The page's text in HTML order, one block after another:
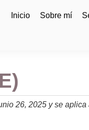
Inicio Sobre mí
26, 2025 y se